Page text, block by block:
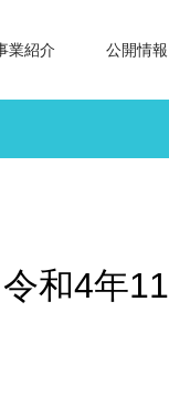
業紹介 公開情報
和4年11